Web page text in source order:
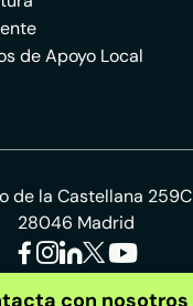
de Apoyo Local
de la Castellana 259C
28046 Madrid
con nosotros